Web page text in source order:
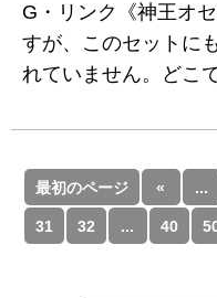
G・リンク《神王オ
すが、このセットに
れていません。どこ
最初のページ « ...
31 32 ... 40